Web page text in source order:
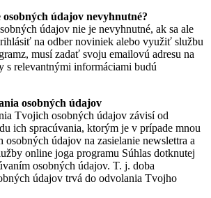
údajov nevyhnutné?
údajov nie je nevyhnutné, ak sa ale
na odber noviniek alebo využiť službu
musí zadať svoju emailovú adresu na
s relevantnými informáciami budú
osobných údajov
Tvojich osobných údajov závisí od
ich spracúvania, ktorým je v prípade mnou
osobných údajov na zasielanie newslettra a
online joga programu Súhlas dotknutej
osobných údajov. T. j. doba
údajov trvá do odvolania Tvojho